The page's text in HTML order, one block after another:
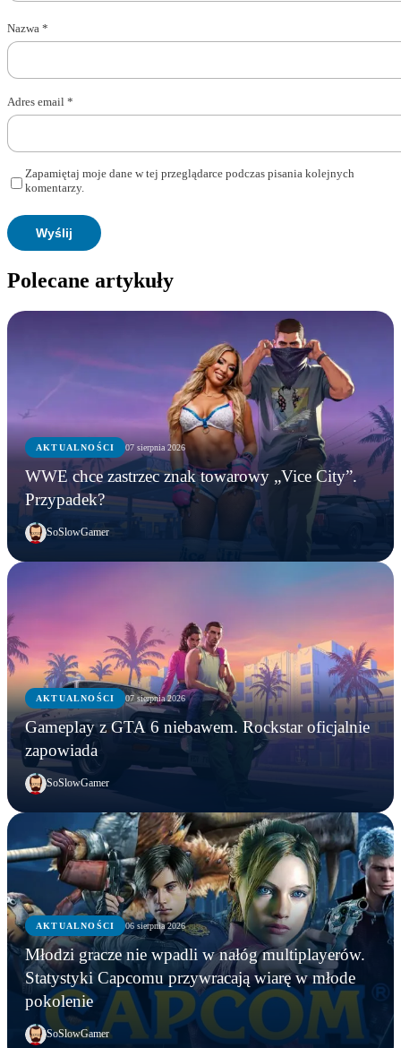
Nazwa *
Adres email *
Zapamiętaj moje dane w tej przeglądarce podczas pisania kolejnych
komentarzy.
Polecane artykuły
AKTUALNOŚCI 07 sierpnia 2026
WWE chce zastrzec znak towarowy „Vice City”.
Przypadek?
SoSlowGamer
AKTUALNOŚCI 07 sierpnia 2026
Gameplay z GTA 6 niebawem. Rockstar oficjalnie
zapowiada
SoSlowGamer
AKTUALNOŚCI 06 sierpnia 2026
Młodzi gracze nie wpadli w nałóg multiplayerów.
Statystyki Capcomu przywracają wiarę w młode
pokolenie
SoSlowGamer
AKTUALNOŚCI
WWE chce zastrzec znak towarowy „Vice City”.
Przypadek?
AKTUALNOŚCI
Gameplay z GTA 6 niebawem. Rockstar oficjalnie
zapowiada
AKTUALNOŚCI
Młodzi gracze nie wpadli w nałóg multiplayerów.
Statystyki Capcomu przywracają wiarę w młode
pokolenie